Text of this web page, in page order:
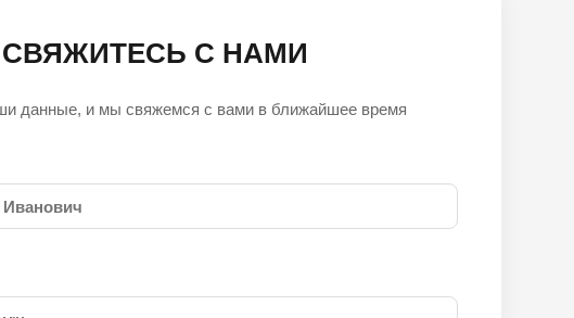
СВЯЖИТЕСЬ С НАМИ
данные, и мы свяжемся с вами в ближайшее время